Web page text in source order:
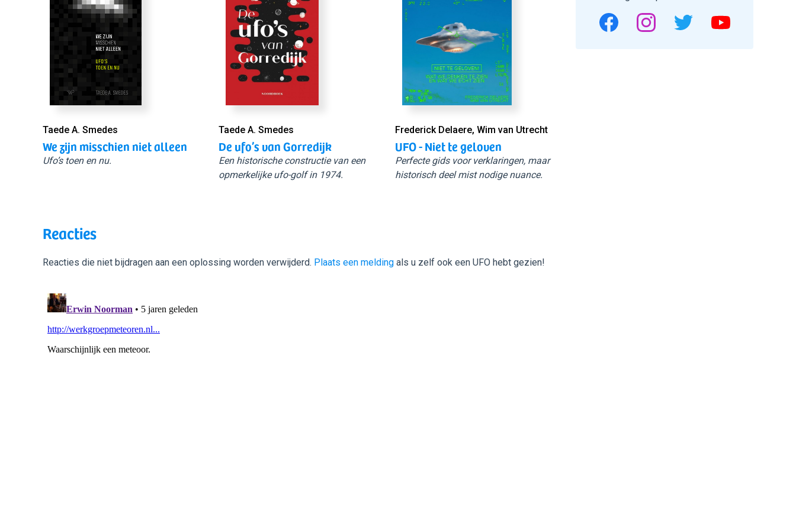
Taede A. Smedes
We zijn misschien niet alleen
Ufo’s toen en nu.
Taede A. Smedes
De ufo’s van Gorredijk
Een historische constructie van een
opmerkelijke ufo-golf in 1974.
Frederick Delaere, Wim van Utrecht
UFO - Niet te geloven
Perfecte gids voor verklaringen, maar
historisch deel mist nodige nuance.
Reacties
Reacties die niet bijdragen aan een oplossing worden verwijderd. Plaats een melding als u zelf ook een UFO hebt gezien!